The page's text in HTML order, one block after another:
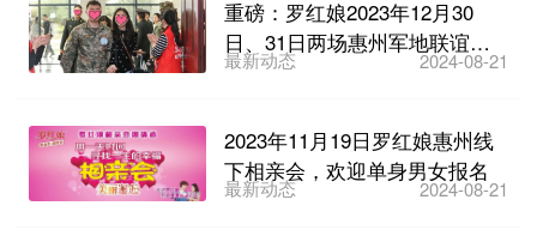
重磅：罗红娘2023年12月30
日、31日两场惠州军地联谊相
亲会开始报名啦~
最新动态 2024-08-21
2023年11月19日罗红娘惠州线
下相亲会，欢迎单身男女报名
最新动态 2024-08-21